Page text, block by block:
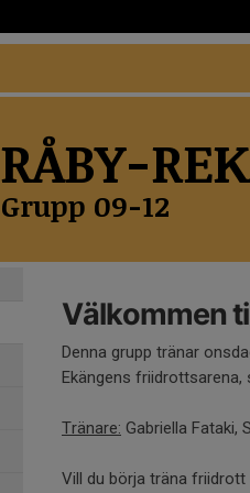
RÅBY-
Grupp 09-12
Välkommen
Denna grupp tränar
Ekängens friidrottsarena,
Tränare: Gabriella Fataki,
Vill du börja träna friidrott